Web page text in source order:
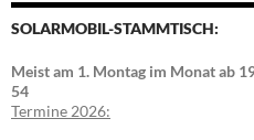
SOLARMOBIL-STAMMTISCH:
Meist am 1. Montag im Monat ab
54
Termine 2026: